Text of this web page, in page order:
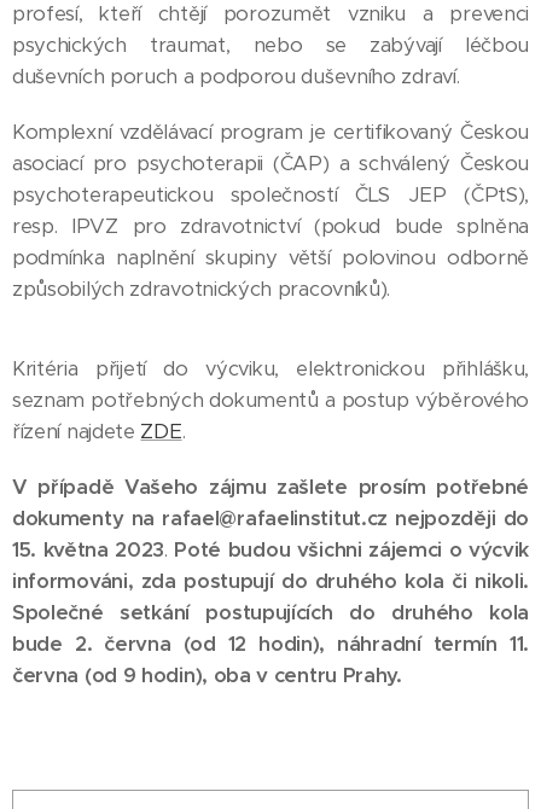
profesí, kteří chtějí porozumět vzniku a prevenci
psychických traumat, nebo se zabývají léčbou
duševních poruch a podporou duševního zdraví.
Komplexní vzdělávací program je certifikovaný Českou
asociací pro psychoterapii (ČAP) a schválený Českou
psychoterapeutickou společností ČLS JEP (ČPtS),
resp. IPVZ pro zdravotnictví (pokud bude splněna
podmínka naplnění skupiny větší polovinou odborně
způsobilých zdravotnických pracovníků).
Kritéria přijetí do výcviku, elektronickou přihlášku,
seznam potřebných dokumentů a postup výběrového
řízení najdete ZDE.
V případě Vašeho zájmu zašlete prosím potřebné
dokumenty na rafael@rafaelinstitut.cz nejpozději do
15. května 2023. Poté budou všichni zájemci o výcvik
informováni, zda postupují do druhého kola či nikoli.
Společné setkání postupujících do druhého kola
bude 2. června (od 12 hodin), náhradní termín 11.
června (od 9 hodin), oba v centru Prahy.